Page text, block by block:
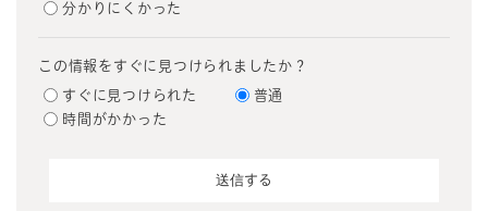
分かりにくかった
この情報をすぐに見つけられましたか？
すぐに見つけられた
普通
時間がかかった